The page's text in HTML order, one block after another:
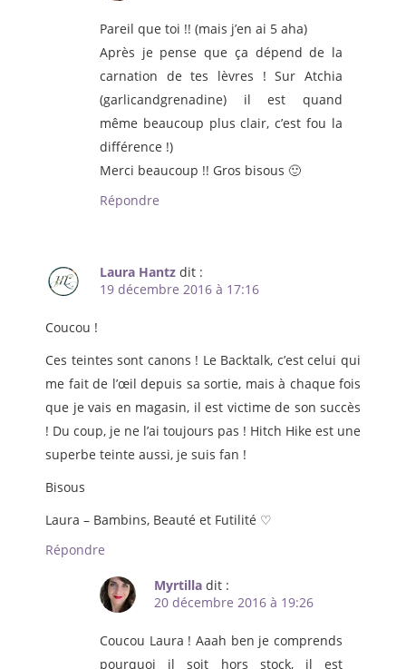
Pareil que toi !! (mais j’en ai 5 aha)
Après je pense que ça dépend de la
carnation de tes lèvres ! Sur Atchia
(garlicandgrenadine) il est quand
même beaucoup plus clair, c’est fou la
différence !)
Merci beaucoup !! Gros bisous 🙂
Répondre
Laura Hantz dit :
19 décembre 2016 à 17:16
Coucou !
Ces teintes sont canons ! Le Backtalk, c’est celui qui
me fait de l’œil depuis sa sortie, mais à chaque fois
que je vais en magasin, il est victime de son succès
! Du coup, je ne l’ai toujours pas ! Hitch Hike est une
superbe teinte aussi, je suis fan !
Bisous
Laura – Bambins, Beauté et Futilité ♡
Répondre
Myrtilla dit :
20 décembre 2016 à 19:26
Coucou Laura ! Aaah ben je comprends
pourquoi il soit hors stock, il est